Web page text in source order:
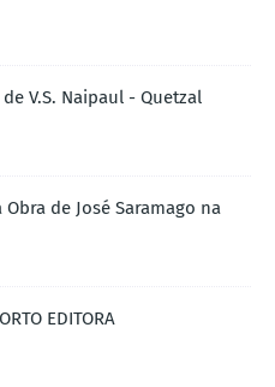
de V.S. Naipaul - Quetzal
de José Saramago na
EDITORA